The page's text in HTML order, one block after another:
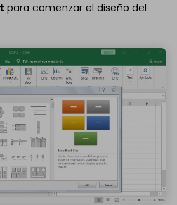
para comenzar el diseño del